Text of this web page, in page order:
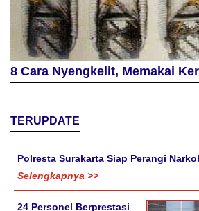
8 Cara Nyengkelit, Memakai
TERUPDATE
Polresta Surakarta Siap Perangi
Selengkapnya >>
24 Personel Berprestasi